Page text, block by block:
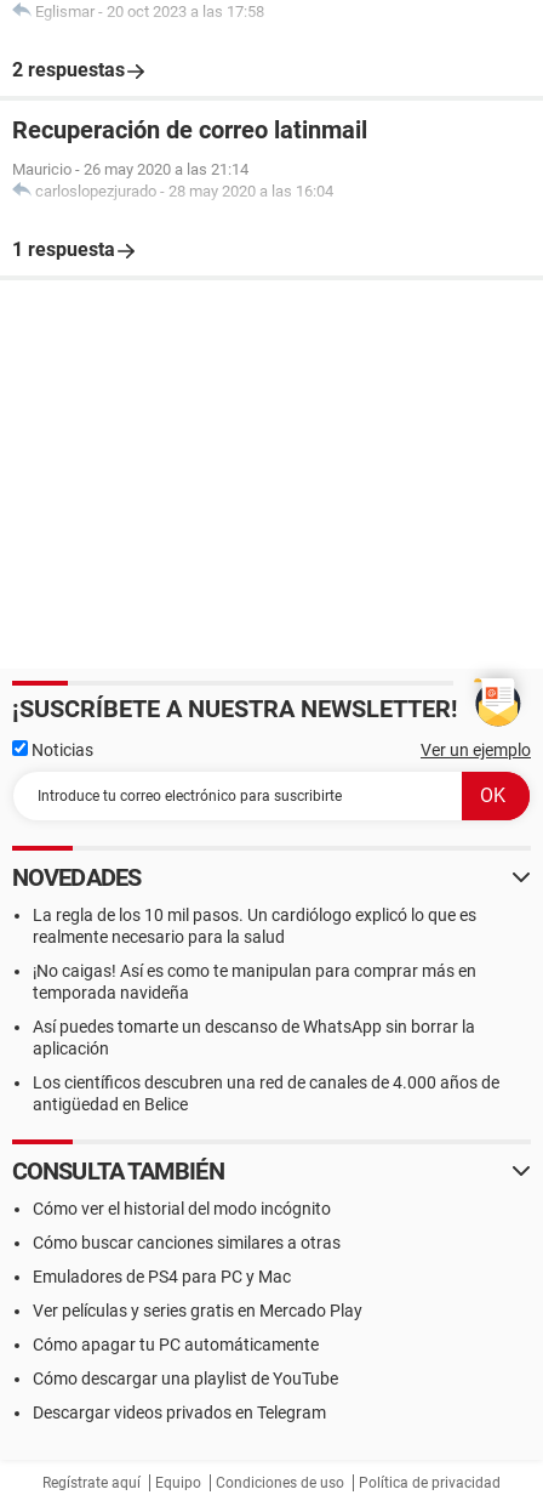
Eglismar - 20 oct 2023 a las 17:58
2 respuestas
Recuperación de correo latinmail
Mauricio - 26 may 2020 a las 21:14
carloslopezjurado - 28 may 2020 a las 16:04
1 respuesta
¡SUSCRÍBETE A NUESTRA NEWSLETTER!
Noticias Ver un ejemplo
NOVEDADES
La regla de los 10 mil pasos. Un cardiólogo explicó lo que es
realmente necesario para la salud
¡No caigas! Así es como te manipulan para comprar más en
temporada navideña
Así puedes tomarte un descanso de WhatsApp sin borrar la
aplicación
Los científicos descubren una red de canales de 4.000 años de
antigüedad en Belice
CONSULTA TAMBIÉN
Cómo ver el historial del modo incógnito
Cómo buscar canciones similares a otras
Emuladores de PS4 para PC y Mac
Ver películas y series gratis en Mercado Play
Cómo apagar tu PC automáticamente
Cómo descargar una playlist de YouTube
Descargar videos privados en Telegram
Regístrate aquí Equipo Condiciones de uso Política de privacidad